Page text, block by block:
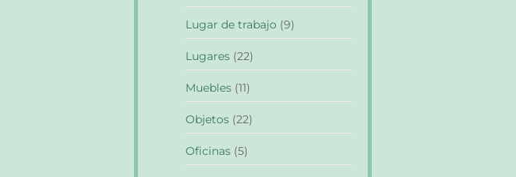
Lugar de trabajo (9)
Lugares (22)
Muebles (11)
Objetos (22)
Oficinas (5)